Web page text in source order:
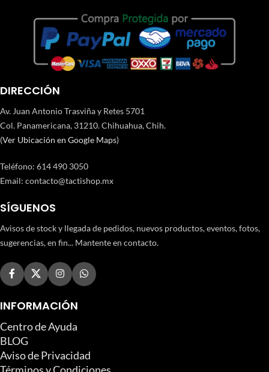
DIRECCIÓN
Av. Juan Antonio Trasviña y Retes 5701
Col. Panamericana, 31210. Chihuahua, Chih.
(Ver Ubicación en Google Maps)
Teléfono: 614 490 3050
Email: contacto@tactishop.mx
SÍGUENOS
Avisos de stock y llegada de pedidos, nuevos productos, eventos, fotos,
sugerencias, en fin... Mantente en contacto.
INFORMACIÓN
Centro de Ayuda
BLOG
Aviso de Privacidad